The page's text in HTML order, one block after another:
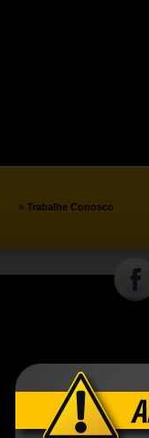
» Trabalhe Conosco